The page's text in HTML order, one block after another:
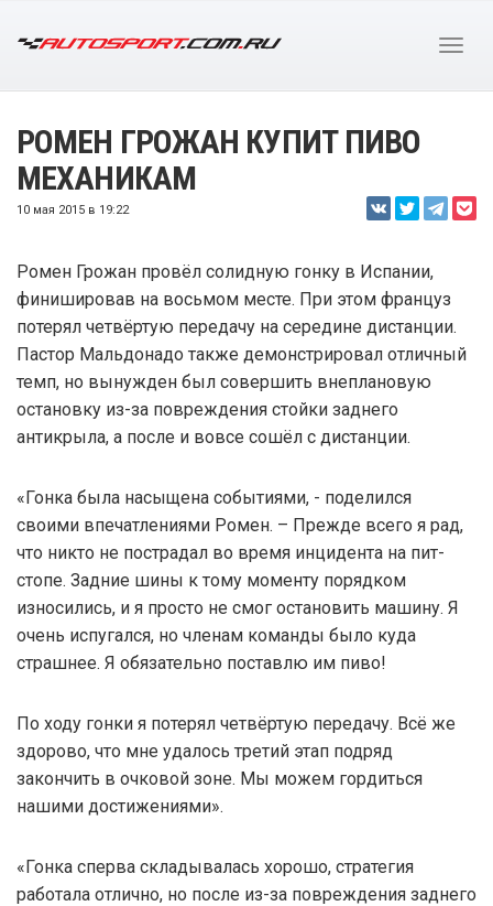
РОМЕН ГРОЖАН КУПИТ ПИВО
МЕХАНИКАМ
10 мая 2015 в 19:22
Ромен Грожан провёл солидную гонку в Испании,
финишировав на восьмом месте. При этом француз
потерял четвёртую передачу на середине дистанции.
Пастор Мальдонадо также демонстрировал отличный
темп, но вынужден был совершить внеплановую
остановку из-за повреждения стойки заднего
антикрыла, а после и вовсе сошёл с дистанции.
«Гонка была насыщена событиями, - поделился
своими впечатлениями Ромен. – Прежде всего я рад,
что никто не пострадал во время инцидента на пит-
стопе. Задние шины к тому моменту порядком
износились, и я просто не смог остановить машину. Я
очень испугался, но членам команды было куда
страшнее. Я обязательно поставлю им пиво!
По ходу гонки я потерял четвёртую передачу. Всё же
здорово, что мне удалось третий этап подряд
закончить в очковой зоне. Мы можем гордиться
нашими достижениями».
«Гонка сперва складывалась хорошо, стратегия
работала отлично, но после из-за повреждения заднего